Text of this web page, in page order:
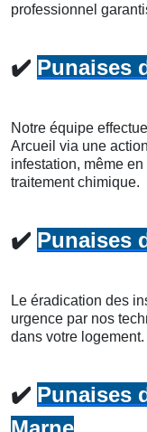
professionnel
✔️ Punaises
Notre équipe
Arcueil via une
infestation, même
traitement chimique.
✔️ Punaises
Le éradication des
urgence par nos
dans votre logement.
✔️ Punaises